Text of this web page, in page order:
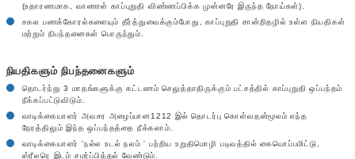
(உதாரணமாக, வாணாள் காப்புறுதி விண்ணப்பிக்க முன்னரே இருந்த நோய்கள்).
சகல பணக்கோரல்களையும் தீர்த்துவைக்கும்போது, காப்புறுதி சான்றிதழில் உள்ள நியதிகள்
மற்றும் நிபந்தனைகள் பொருந்தும்.
நியதிகளும் நிபந்தனைகளும்
தொடர்ந்து 3 மாதங்களுக்கு கட்டணம் செலுத்தாதிருக்கும் பட்சத்தில் காப்புறுதி ஒப்பந்தம்
நீக்கப்பட்டுவிடும்.
வாடிக்கையாளர் அவசர அழைப்பான1212 இல் தொடர்பு கொள்வதன்மூலம் எந்த
நேரத்திலும் இந்த ஒப்பந்தத்தை நீக்கலாம்.
வாடிக்கையாளர் 'நல்ல உடல் நலம் ' பற்றிய உறுதிமொழி படிவத்தில் கையொப்பமிட்டு,
ஸ்ரீலரெ இடம் சமர்ப்பித்தல் வேண்டும்.